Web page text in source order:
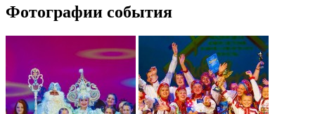
Фотографии события